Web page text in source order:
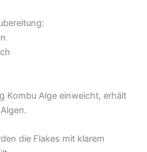
Kombu Alge einweicht, erhält
die Flakes mit klarem